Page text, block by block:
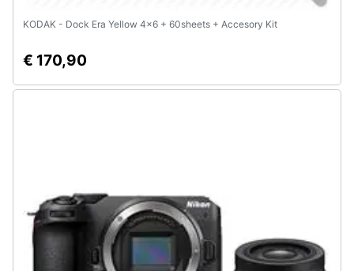
KODAK - Dock Era Yellow 4x6 + 60sheets + Accesory Kit
€ 170,90